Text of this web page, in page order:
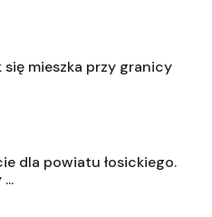
się mieszka przy granicy
dla powiatu łosickiego.